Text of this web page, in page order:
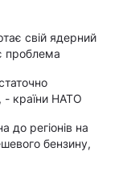
свій ядерний
проблема
- країни НАТО
до регіонів на
бензину,